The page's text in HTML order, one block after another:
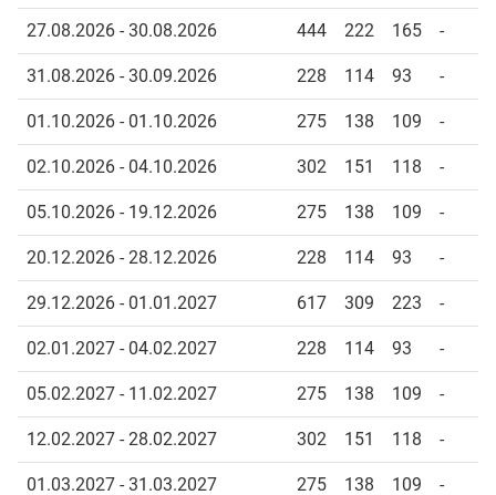
27.08.2026 - 30.08.2026 444 222 165 -
31.08.2026 - 30.09.2026 228 114 93 -
01.10.2026 - 01.10.2026 275 138 109 -
02.10.2026 - 04.10.2026 302 151 118 -
05.10.2026 - 19.12.2026 275 138 109 -
20.12.2026 - 28.12.2026 228 114 93 -
29.12.2026 - 01.01.2027 617 309 223 -
02.01.2027 - 04.02.2027 228 114 93 -
05.02.2027 - 11.02.2027 275 138 109 -
12.02.2027 - 28.02.2027 302 151 118 -
01.03.2027 - 31.03.2027 275 138 109 -